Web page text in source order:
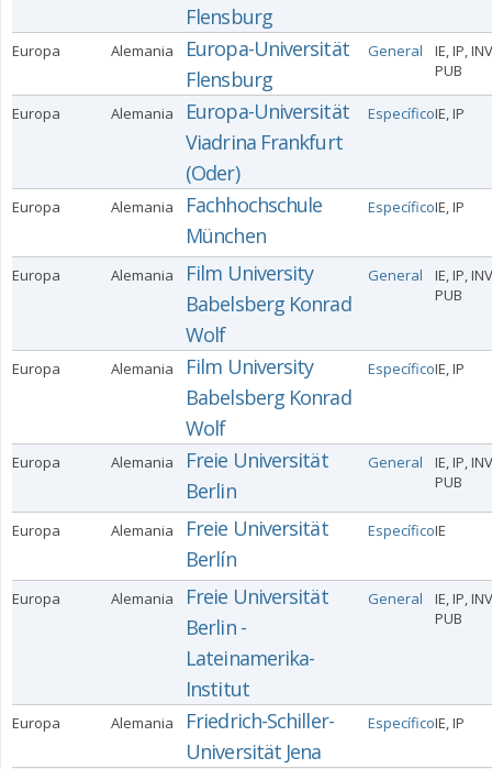
Flensburg
Europa Alemania
Europa-Universität
Flensburg
General
IE, IP,
PUB
Europa Alemania
Europa-Universität
Viadrina Frankfurt
(Oder)
EspecíficoIE, IP
Europa Alemania
Fachhochschule
München
EspecíficoIE, IP
Europa Alemania
Film University
Babelsberg Konrad
Wolf
General
IE, IP,
PUB
Europa Alemania
Film University
Babelsberg Konrad
Wolf
EspecíficoIE, IP
Europa Alemania
Freie Universität
Berlin
General
IE, IP,
PUB
Europa Alemania
Freie Universität
Berlín
EspecíficoIE
Europa Alemania
Freie Universität
Berlin -
Lateinamerika-
Institut
General
IE, IP,
PUB
Europa Alemania
Friedrich-Schiller-
Universität Jena
EspecíficoIE, IP